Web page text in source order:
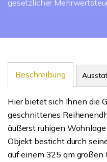
gesetzlicher
Beschreibung
Hier bietet sich Ihnen die
geschnittenes
äußerst ruhigen
Objekt besticht durch
auf einem 325 qm großen